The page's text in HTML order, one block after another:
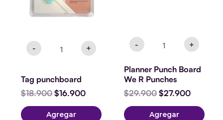
- +
Tag punchboard
$18.900 $16.900
Agregar
- +
Planner Punch Board
We R Punches
$29.900 $27.900
Agregar